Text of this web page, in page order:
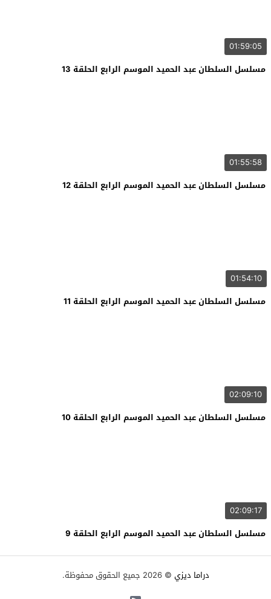
01:59:05
مسلسل السلطان عبد الحميد الموسم الرابع الحلقة 13
01:55:58
مسلسل السلطان عبد الحميد الموسم الرابع الحلقة 12
01:54:10
مسلسل السلطان عبد الحميد الموسم الرابع الحلقة 11
02:09:10
مسلسل السلطان عبد الحميد الموسم الرابع الحلقة 10
02:09:17
مسلسل السلطان عبد الحميد الموسم الرابع الحلقة 9
دراما ديزي © 2026 جميع الحقوق محفوظة.